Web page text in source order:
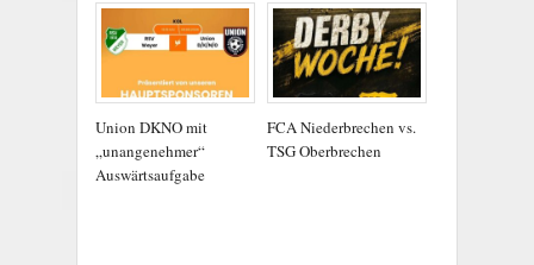
Union DKNO mit
„unangenehmer“
Auswärtsaufgabe
FCA Niederbrechen vs.
TSG Oberbrechen